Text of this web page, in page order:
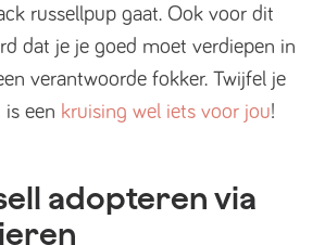
russellpup gaat. Ook voor dit
dat je je goed moet verdiepen in
verantwoorde fokker. Twijfel je
een kruising wel iets voor jou!
adopteren via